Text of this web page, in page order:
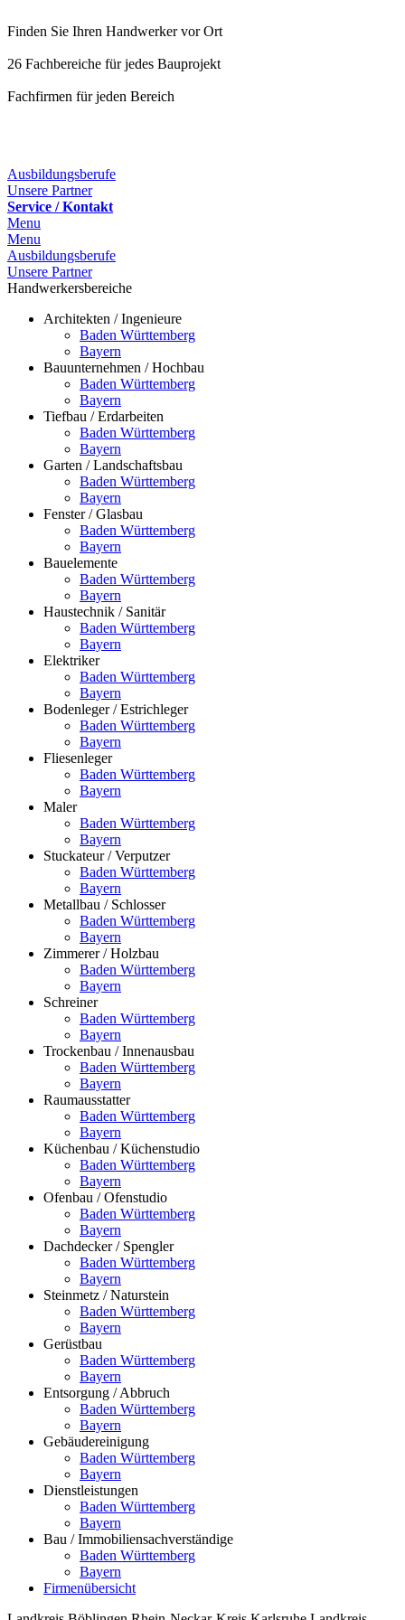
Finden Sie Ihren Handwerker vor Ort
26 Fachbereiche für jedes Bauprojekt
Fachfirmen für jeden Bereich
Ausbildungsberufe
Unsere Partner
Service / Kontakt
Menu
Menu
Ausbildungsberufe
Unsere Partner
Handwerkersbereiche
Architekten / Ingenieure
Baden Württemberg
Bayern
Bauunternehmen / Hochbau
Baden Württemberg
Bayern
Tiefbau / Erdarbeiten
Baden Württemberg
Bayern
Garten / Landschaftsbau
Baden Württemberg
Bayern
Fenster / Glasbau
Baden Württemberg
Bayern
Bauelemente
Baden Württemberg
Bayern
Haustechnik / Sanitär
Baden Württemberg
Bayern
Elektriker
Baden Württemberg
Bayern
Bodenleger / Estrichleger
Baden Württemberg
Bayern
Fliesenleger
Baden Württemberg
Bayern
Maler
Baden Württemberg
Bayern
Stuckateur / Verputzer
Baden Württemberg
Bayern
Metallbau / Schlosser
Baden Württemberg
Bayern
Zimmerer / Holzbau
Baden Württemberg
Bayern
Schreiner
Baden Württemberg
Bayern
Trockenbau / Innenausbau
Baden Württemberg
Bayern
Raumausstatter
Baden Württemberg
Bayern
Küchenbau / Küchenstudio
Baden Württemberg
Bayern
Ofenbau / Ofenstudio
Baden Württemberg
Bayern
Dachdecker / Spengler
Baden Württemberg
Bayern
Steinmetz / Naturstein
Baden Württemberg
Bayern
Gerüstbau
Baden Württemberg
Bayern
Entsorgung / Abbruch
Baden Württemberg
Bayern
Gebäudereinigung
Baden Württemberg
Bayern
Dienstleistungen
Baden Württemberg
Bayern
Bau / Immobiliensachverständige
Baden Württemberg
Bayern
Firmenübersicht